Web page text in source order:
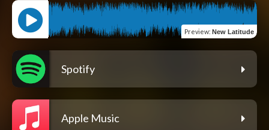
Preview: New Latitude
Spotify
Apple Music